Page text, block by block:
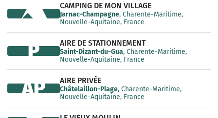
CAMPING DE MON VILLAGE
Jarnac-Champagne, Charente-Maritime,
Nouvelle-Aquitaine, France
AIRE DE STATIONNEMENT
Saint-Dizant-du-Gua, Charente-Maritime,
Nouvelle-Aquitaine, France
P
AIRE PRIVÉE
Châtelaillon-Plage, Charente-Maritime,
Nouvelle-Aquitaine, France
AP